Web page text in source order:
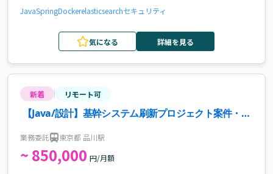
JavaSpringDockerelasticsearchセキュリティ
気になる 詳細を見る
新着 リモート可
【Java/設計】基幹システム刷新プロジェクト案件・求
業務委託 東京都 品川駅
~ 850,000 円/月額